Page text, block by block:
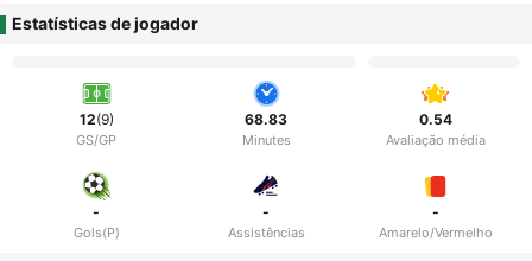
Estatísticas de jogador
12(9)
GS/GP
68.83
Minutes
0.54
Avaliação média
-
Gols(P)
-
Assistências
-
Amarelo/Vermelho